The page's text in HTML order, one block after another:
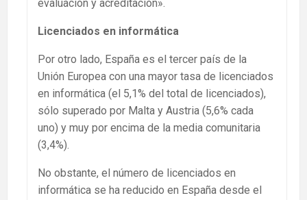
evaluación y acreditación».
Licenciados en informática
Por otro lado, España es el tercer país de la
Unión Europea con una mayor tasa de licenciados
en informática (el 5,1% del total de licenciados),
sólo superado por Malta y Austria (5,6% cada
uno) y muy por encima de la media comunitaria
(3,4%).
No obstante, el número de licenciados en
informática se ha reducido en España desde el